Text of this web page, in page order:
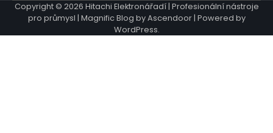
Copyright © 2026 Hitachi Elektronářadí | Profesionální nástroje
pro průmysl | Magnific Blog byAscendoor| Powered by
WordPress.